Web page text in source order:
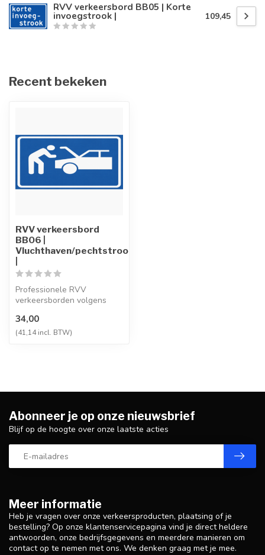
RVV verkeersbord BB05 | Korte
invoegstrook | 109,45
Recent bekeken
RVV verkeersbord
BB06 |
Vluchthaven/pechtstrook
Professionele RVV
verkeersborden volgens
vervaardigd uit hoogwaa...
34,00
(41,14 incl. BTW)
Meer informatie
Heb je vragen over onze verkeersproducten, plaatsing of je
bestelling? Op onze klantenservicepagina vind je direct heldere
antwoorden, onze bedrijfsgegevens en meerdere manieren om
contact op te nemen met ons. We denken graag met je mee.
Abonneer je op onze nieuwsbrief
Blijf op de hoogte over onze laatste acties